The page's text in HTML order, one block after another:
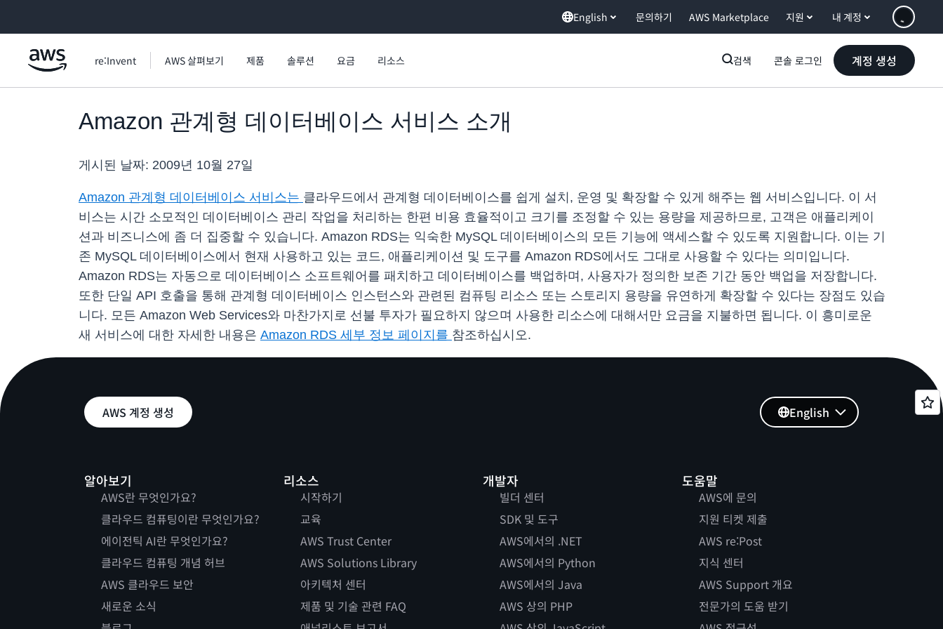
English 문의하기 AWS Marketplace 지원 내 계정
re:Invent AWS 살펴보기 제품 솔루션 요금 리소스 검색 콘솔 로그인 계정 생성
Amazon 관계형 데이터베이스 서비스 소개
게시된 날짜: 2009년 10월 27일
Amazon 관계형 데이터베이스 서비스는 클라우드에서 관계형 데이터베이스를 쉽게 설치, 운영 및 확장할 수 있게 해주는 웹 서비스입니다. 이 서
비스는 시간 소모적인 데이터베이스 관리 작업을 처리하는 한편 비용 효율적이고 크기를 조정할 수 있는 용량을 제공하므로, 고객은 애플리케이
션과 비즈니스에 좀 더 집중할 수 있습니다. Amazon RDS는 익숙한 MySQL 데이터베이스의 모든 기능에 액세스할 수 있도록 지원합니다. 이는 기
존 MySQL 데이터베이스에서 현재 사용하고 있는 코드, 애플리케이션 및 도구를 Amazon RDS에서도 그대로 사용할 수 있다는 의미입니다.
Amazon RDS는 자동으로 데이터베이스 소프트웨어를 패치하고 데이터베이스를 백업하며, 사용자가 정의한 보존 기간 동안 백업을 저장합니다.
또한 단일 API 호출을 통해 관계형 데이터베이스 인스턴스와 관련된 컴퓨팅 리소스 또는 스토리지 용량을 유연하게 확장할 수 있다는 장점도 있습
니다. 모든 Amazon Web Services와 마찬가지로 선불 투자가 필요하지 않으며 사용한 리소스에 대해서만 요금을 지불하면 됩니다. 이 흥미로운
새 서비스에 대한 자세한 내용은 Amazon RDS 세부 정보 페이지를 참조하십시오.
AWS 계정 생성
알아보기
AWS란 무엇인가요?
클라우드 컴퓨팅이란 무엇인가요?
에이전틱 AI란 무엇인가요?
클라우드 컴퓨팅 개념 허브
AWS 클라우드 보안
새로운 소식
리소스
시작하기
교육
AWS Trust Center
AWS Solutions Library
아키텍처 센터
제품 및 기술 관련 FAQ
개발자
빌더 센터
SDK 및 도구
AWS에서의 .NET
AWS에서의 Python
AWS에서의 Java
AWS 상의 PHP
도움말
AWS에 문의
지원 티켓 제출
AWS re:Post
지식 센터
AWS Support 개요
전문가의 도움 받기
English